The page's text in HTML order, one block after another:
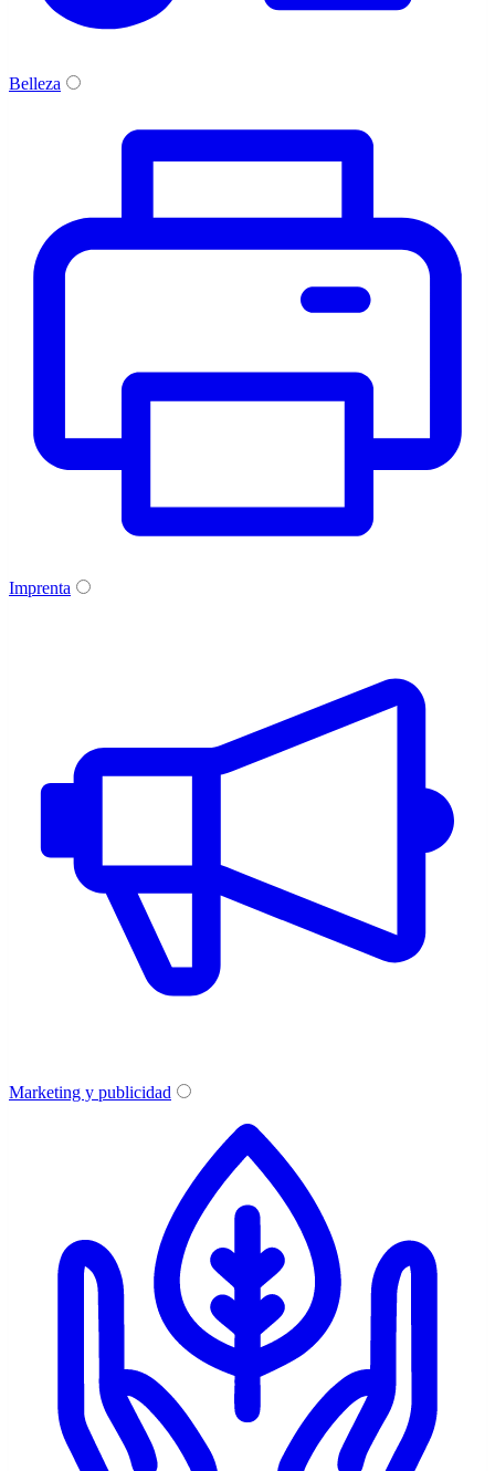
Belleza
Imprenta
Marketing y publicidad